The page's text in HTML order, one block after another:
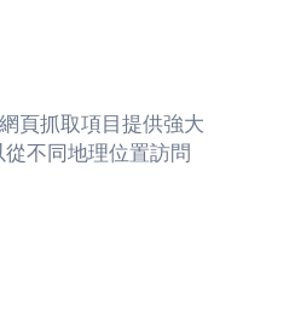
頁抓取項目提供強大
不同地理位置訪問